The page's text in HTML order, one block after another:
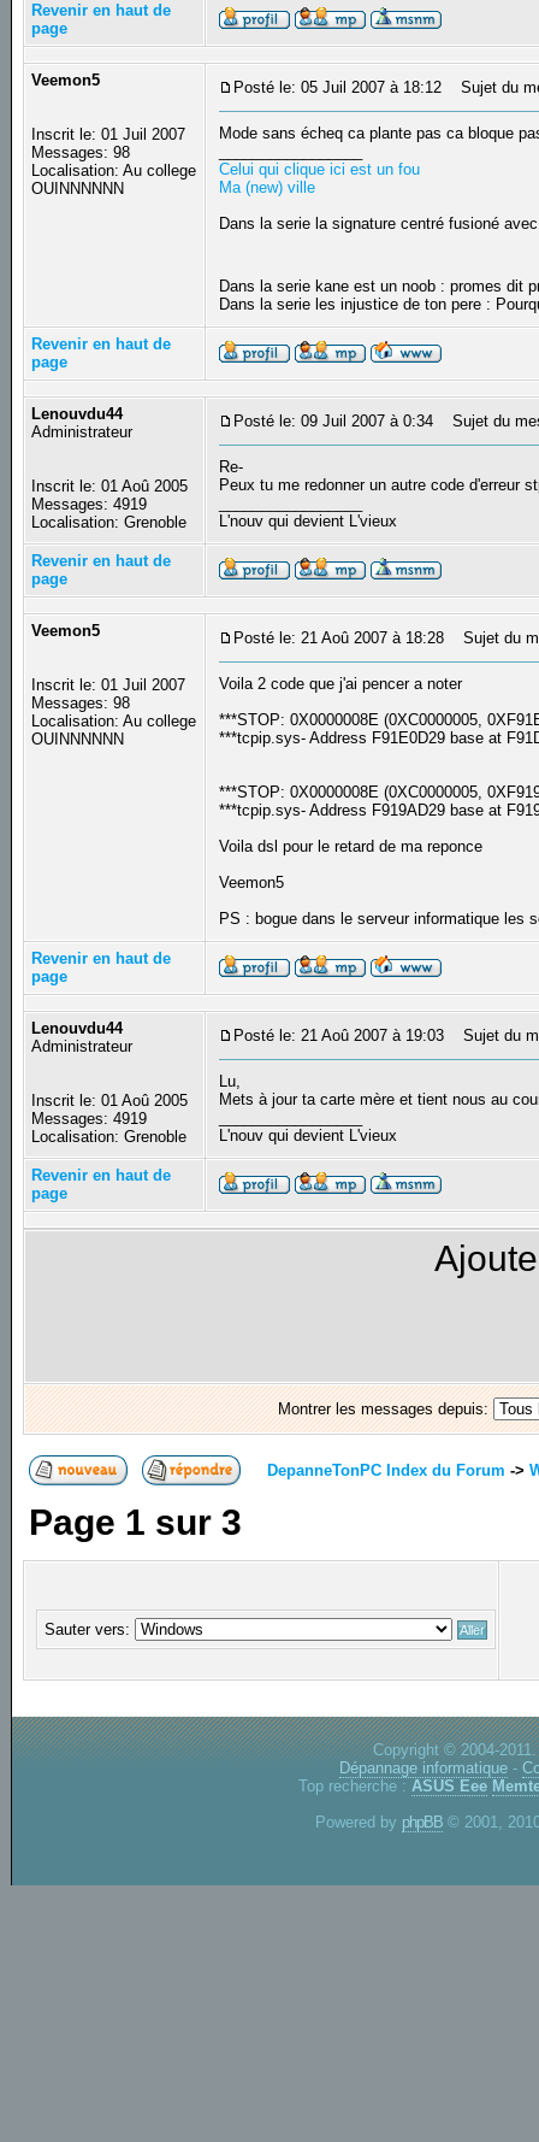
Revenir en haut de
page
Veemon5
Inscrit le: 01 Juil 2007
Messages: 98
Localisation: Au college
OUINNNNNN
Posté le: 05 Juil 2007 à 18:12 Sujet du
Mode sans écheq ca plante pas ca bloque
Celui qui clique ici est un fou
Ma (new) ville
Dans la serie la signature centré fusioné
Dans la serie kane est un noob : promes dit
Dans la serie les injustice de ton pere :
Revenir en haut de
page
Lenouvdu44
Administrateur
Inscrit le: 01 Aoû 2005
Messages: 4919
Localisation: Grenoble
Posté le: 09 Juil 2007 à 0:34 Sujet du
Re-
Peux tu me redonner un autre code d'erreur
L'nouv qui devient L'vieux
Revenir en haut de
page
Veemon5
Inscrit le: 01 Juil 2007
Messages: 98
Localisation: Au college
OUINNNNNN
Posté le: 21 Aoû 2007 à 18:28 Sujet du
Voila 2 code que j'ai pencer a noter
***STOP: 0X0000008E (0XC0000005,
***tcpip.sys- Address F91E0D29 base at
***STOP: 0X0000008E (0XC0000005,
***tcpip.sys- Address F919AD29 base at
Voila dsl pour le retard de ma reponce
Veemon5
PS : bogue dans le serveur informatique les
Revenir en haut de
page
Lenouvdu44
Administrateur
Inscrit le: 01 Aoû 2005
Messages: 4919
Localisation: Grenoble
Posté le: 21 Aoû 2007 à 19:03 Sujet du
Lu,
Mets à jour ta carte mère et tient nous au
L'nouv qui devient L'vieux
Revenir en haut de
page
Montrer les messages depuis:
DepanneTonPC Index du Forum ->
Page 1 sur3
Sauter vers:
Copyright © 2004-
Dépannage informatique -
Top recherche : ASUS Eee
Powered by phpBB © 2001,